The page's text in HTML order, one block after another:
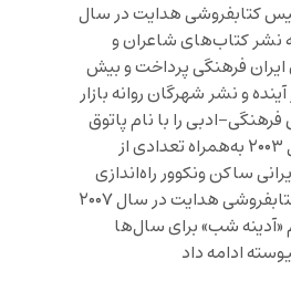
کتابفروشی هدایت در سال
به نشر کتاب‌های شاعران و
فرهنگی پرداخت و بیش
آینده و نشر شهرگان روانه بازار
ادبی را با نام پاتوق
فرهنگی هدایت در سال ۲۰۰۳ به‌همراه تعدادی از
ساکن ونکوور راه‌اندازی
کرد که پس از تعطیلی کتابفروشی هدایت در سال ۲۰۰۷
«آدینه‌ شب» برای سال‌ها
ادامه داد